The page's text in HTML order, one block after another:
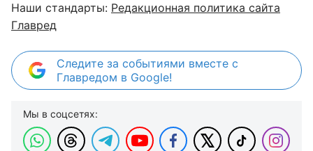
Наши стандарты: Редакционная политика сайта
Главред
Следите за событиями вместе с
Главредом в Google!
Мы в соцсетях: